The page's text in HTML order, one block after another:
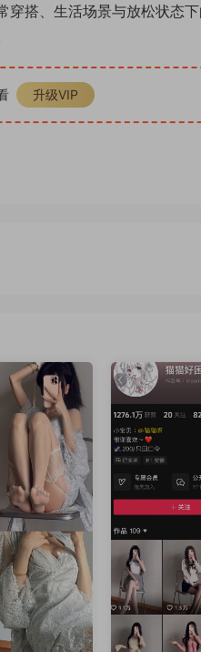
穿搭、生活场景与放松状态
升级VIP